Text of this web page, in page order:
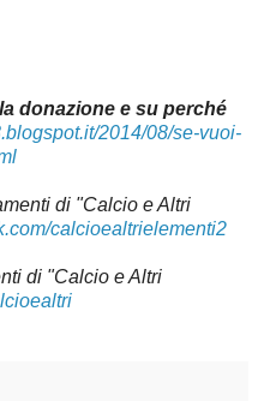
donazione e su perché
2014/08/se-vuoi-
di "Calcio e Altri
calcioealtrielementi2
di "Calcio e Altri